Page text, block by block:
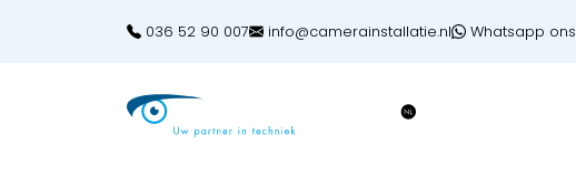
036 52 90 007 info@camerainstallatie.nl Whatsapp ons